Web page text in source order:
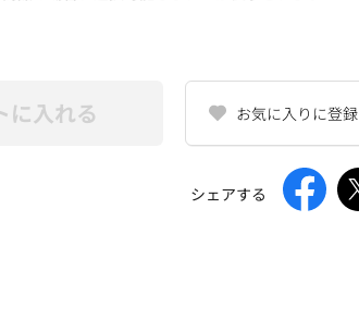
に入れる お気に入りに登録
シェアする